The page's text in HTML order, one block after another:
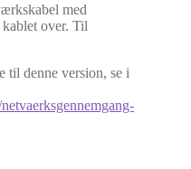
med
over. Til
til denne version, se i